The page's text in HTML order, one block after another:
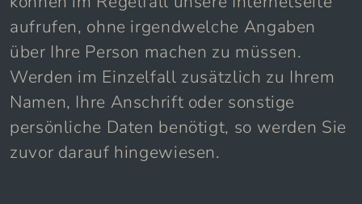
aufrufen, ohne irgendwelche Angaben
über Ihre Person machen zu müssen.
Werden im Einzelfall zusätzlich zu Ihrem
Namen, Ihre Anschrift oder sonstige
persönliche Daten benötigt, so werden Sie
zuvor darauf hingewiesen.